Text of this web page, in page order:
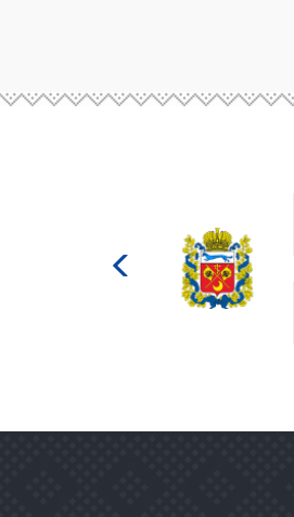
Министерство
культуры
Российской
федерации